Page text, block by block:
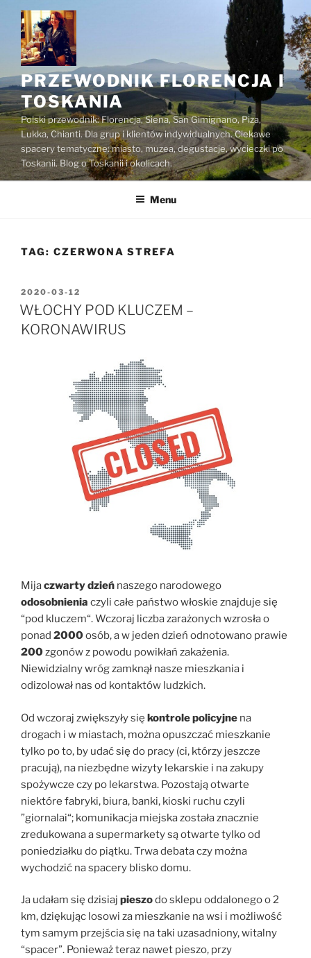
Przejdź
treści
PRZEWODNIK FLORENCJA I
TOSKANIA
Polski przewodnik: Florencja, Siena, San Gimignano, Piza,
Lukka, Chianti. Dla grup i klientów indywidualnych. Ciekawe
spacery tematyczne: miasto, muzea, degustacje, wycieczki po
Toskanii. Blog o Toskanii i okolicach.
Menu
TAG: CZERWONA STREFA
OPUBLIKOWANE
W
2020-03-12
WŁOCHY POD KLUCZEM –
KORONAWIRUS
Mijaczwarty dzień naszego narodowego
odosobnienia czyli całe państwo włoskie znajduje się
“pod kluczem“. Wczoraj liczba zarażonych wzrosła o
ponad 2000osób, a w jeden dzień odnotowano prawie
200zgonów z powodu powikłań zakażenia.
Niewidzialny wróg zamknął nasze mieszkania i
odizolował nas od kontaktów ludzkich.
Od wczoraj zwiększyły się kontrole policyjne na
drogach i w miastach, można opuszczać mieszkanie
tylko po to, by udać się do pracy (ci, którzy jeszcze
pracują), na niezbędne wizyty lekarskie i na zakupy
spożywcze czy po lekarstwa. Pozostają otwarte
niektóre fabryki, biura, banki, kioski ruchu czyli
”giornalai“; komunikacja miejska została znacznie
zredukowana a supermarkety są otwarte tylko od
poniedziałku do piątku. Trwa debata czy można
wychodzić na spacery blisko domu.
Ja udałam się dzisiaj pieszodo sklepu oddalonego o 2
km, dziękując losowi za mieszkanie na wsi i możliwość
tym samym przejścia się na taki uzasadniony, witalny
“spacer”. Ponieważ teraz nawet pieszo, przy